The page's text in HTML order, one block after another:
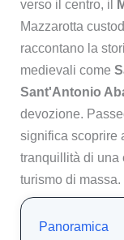
verso il centro, il
Mazzarotta
raccontano la
medievali come
Sant'Antonio
devozione.
significa scoprire
tranquillità di una
turismo di massa.
Panoramica